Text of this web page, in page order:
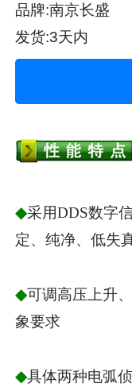
品牌:南京长盛
发货:3天内
◆采用DDS数字
定、纯净、低失
◆可调高压上升
象要求
◆具体两种电弧